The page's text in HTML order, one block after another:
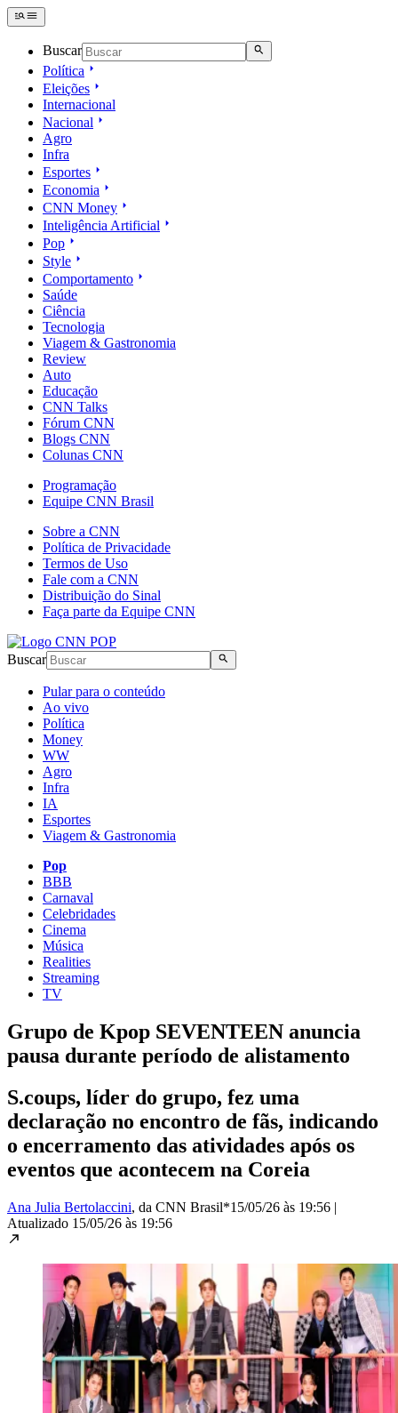
Buscar
Política
Eleições
Internacional
Nacional
Agro
Infra
Esportes
Economia
CNN Money
Inteligência Artificial
Pop
Style
Comportamento
Saúde
Ciência
Tecnologia
Viagem & Gastronomia
Review
Auto
Educação
CNN Talks
Fórum CNN
Blogs CNN
Colunas CNN
Programação
Equipe CNN Brasil
Sobre a CNN
Política de Privacidade
Termos de Uso
Fale com a CNN
Distribuição do Sinal
Faça parte da Equipe CNN
Buscar
Pular para o conteúdo
Ao vivo
Política
Money
WW
Agro
Infra
IA
Esportes
Viagem & Gastronomia
Pop
BBB
Carnaval
Celebridades
Cinema
Música
Realities
Streaming
TV
Grupo de Kpop SEVENTEEN anuncia
pausa durante período de alistamento
S.coups, líder do grupo, fez uma
declaração no encontro de fãs, indicando
o encerramento das atividades após os
eventos que acontecem na Coreia
Ana Julia Bertolaccini, da CNN Brasil*15/05/26 às 19:56 |
Atualizado 15/05/26 às 19:56